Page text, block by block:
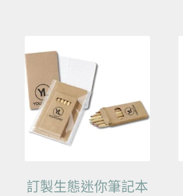
訂製生態迷你筆記本